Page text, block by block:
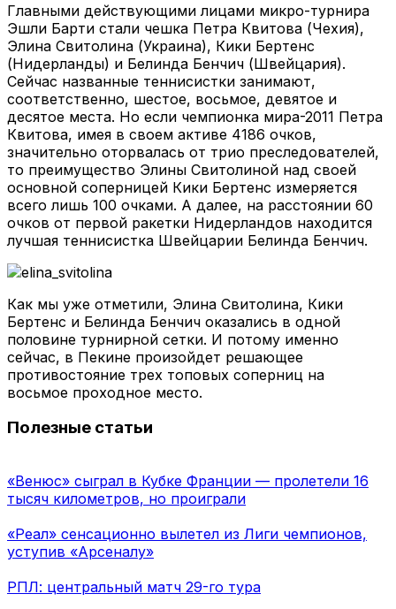
Главными действующими лицами микро-турнира
Эшли Барти стали чешка Петра Квитова (Чехия),
Элина Свитолина (Украина), Кики Бертенс
(Нидерланды) и Белинда Бенчич (Швейцария).
Сейчас названные теннисистки занимают,
соответственно, шестое, восьмое, девятое и
десятое места. Но если чемпионка мира-2011 Петра
Квитова, имея в своем активе 4186 очков,
значительно оторвалась от трио преследователей,
то преимущество Элины Свитолиной над своей
основной соперницей Кики Бертенс измеряется
всего лишь 100 очками. А далее, на расстоянии 60
очков от первой ракетки Нидерландов находится
лучшая теннисистка Швейцарии Белинда Бенчич.
Как мы уже отметили, Элина Свитолина, Кики
Бертенс и Белинда Бенчич оказались в одной
половине турнирной сетки. И потому именно
сейчас, в Пекине произойдет решающее
противостояние трех топовых соперниц на
восьмое проходное место.
Полезные статьи
«Венюс» сыграл в Кубке Франции — пролетели 16
тысяч километров, но проиграли
«Реал» сенсационно вылетел из Лиги чемпионов,
уступив «Арсеналу»
РПЛ: центральный матч 29-го тура